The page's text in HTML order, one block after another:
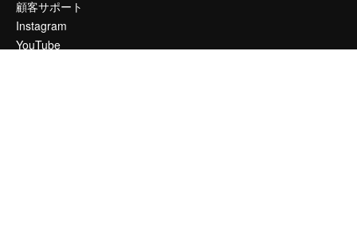
顧客サポート
Instagram
YouTube